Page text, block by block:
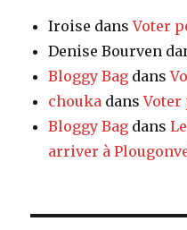
Iroise dansVoter
Denise Bourven
Bloggy Bag dans
chouka dansVoter
Bloggy Bag dans
arriver à